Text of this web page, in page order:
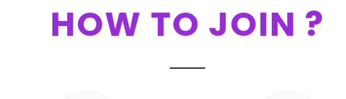
HOW TO JOIN ?